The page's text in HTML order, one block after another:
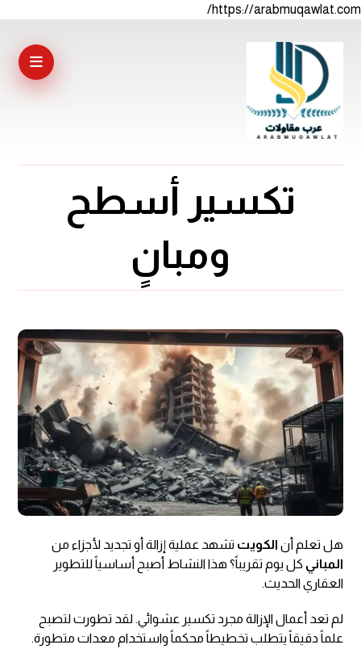
https://arabmuqawlat.com/
تكسير أسطح
ومبانٍ
هل تعلم أن الكويت تشهد عملية إزالة أو تجديد لأجزاء من
المباني كل يوم تقريباً؟ هذا النشاط أصبح أساسياً للتطوير
العقاري الحديث.
لم تعد أعمال الإزالة مجرد تكسير عشوائي. لقد تطورت لتصبح
علماً دقيقاً يتطلب تخطيطاً محكماً واستخدام معدات متطورة.